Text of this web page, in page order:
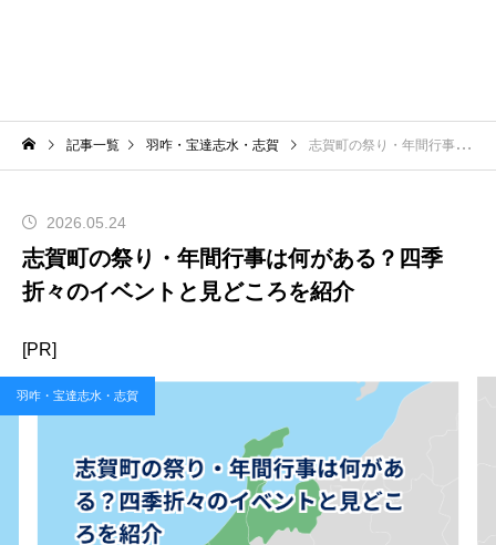
記事一覧 羽咋・宝達志水・志賀 志賀町の祭り・年間行事は何がある？四季折々のイベントと見どころを紹介
2026.05.24
志賀町の祭り・年間行事は何がある？四季
折々のイベントと見どころを紹介
[PR]
羽咋・宝達志水・志賀